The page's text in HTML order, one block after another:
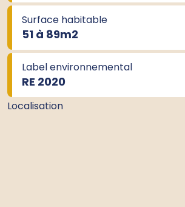
Surface habitable
51 à 89m2
Label environnemental
RE 2020
Localisation